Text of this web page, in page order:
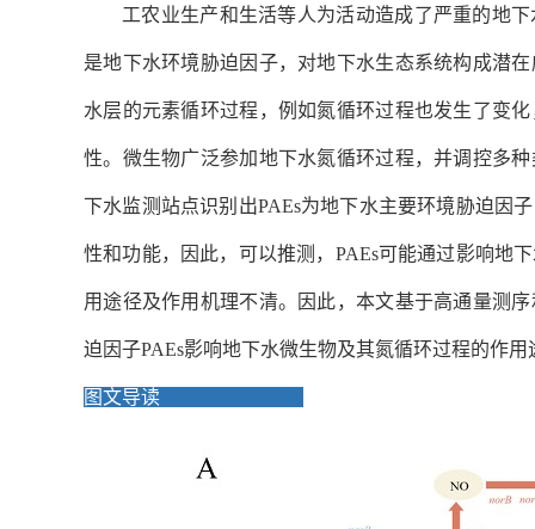
工农业生产和生活等人为活动造成了严重的地
是地下水环境胁迫因子，对地下水生态系统构成潜
水层的元素循环过程，例如氮循环过程也发生了变
性。微生物广泛参加地下水氮循环过程，并调控多
下水监测站点识别出PAEs为地下水主要环境胁迫因
性和功能，因此，可以推测， PAEs可能通过影响地
用途径及作用机理不清。因此，本文基于高通量测
迫因子PAEs影响地下水微生物及其氮循环过程的作用
图文导读